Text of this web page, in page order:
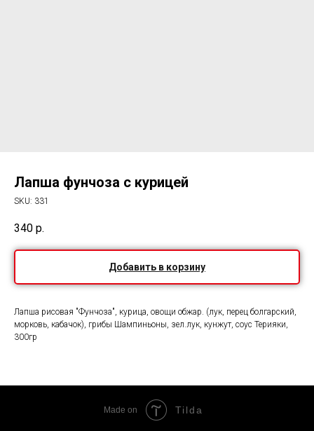
Лапша фунчоза с курицей
SKU: 331
340 р.
Добавить в корзину
Лапша рисовая "Фунчоза", курица, овощи обжар. (лук, перец болгарский,
морковь, кабачок), грибы Шампиньоны, зел.лук, кунжут, соус Терияки,
300гр
Made on Tilda